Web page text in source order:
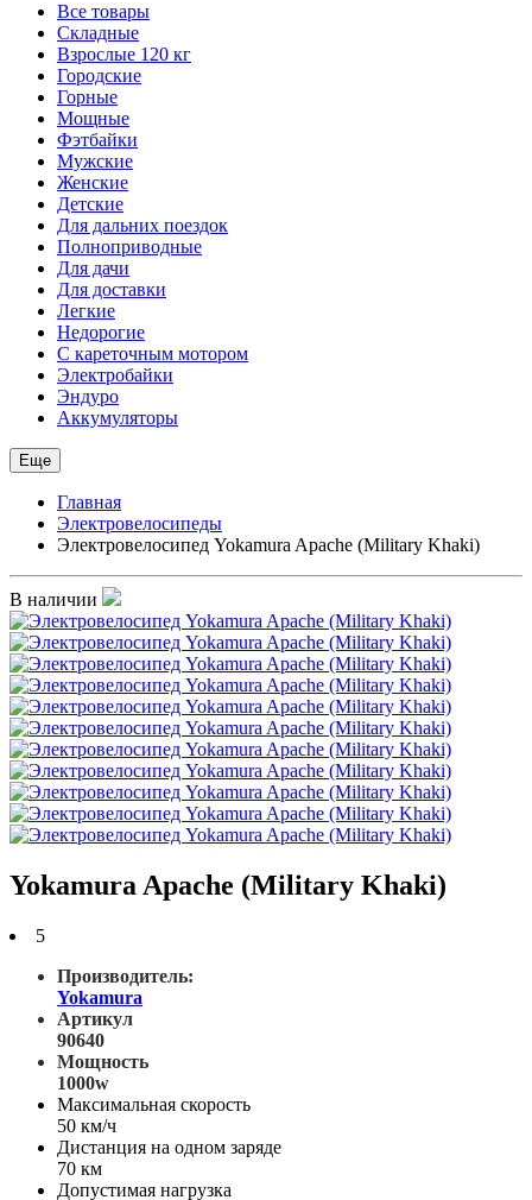
Все товары
Складные
Взрослые 120 кг
Городские
Горные
Мощные
Фэтбайки
Мужские
Женские
Детские
Для дальних поездок
Полноприводные
Для дачи
Для доставки
Легкие
Недорогие
С кареточным мотором
Электробайки
Эндуро
Аккумуляторы
Еще
Главная
Электровелосипеды
Электровелосипед Yokamura Apache (Military Khaki)
В наличии
Yokamura Apache (Military Khaki)
5
Производитель:
Yokamura
Артикул
90640
Мощность
1000w
Максимальная скорость
50 км/ч
Дистанция на одном заряде
70 км
Допустимая нагрузка